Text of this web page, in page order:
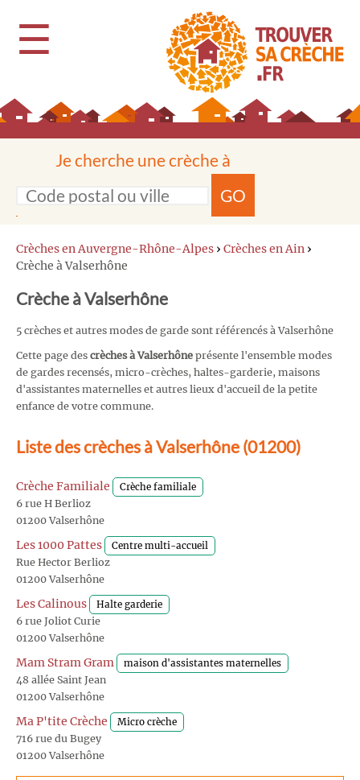
☰
Je cherche une crèche à
GO
Crèches en Auvergne-Rhône-Alpes › Crèches en Ain ›
Crèche à Valserhône
Crèche à Valserhône
5 crèches et autres modes de garde sont référencés à Valserhône
Cette page des crèches à Valserhône présente l'ensemble modes
de gardes recensés, micro-crèches, haltes-garderie, maisons
d'assistantes maternelles et autres lieux d'accueil de la petite
enfance de votre commune.
Liste des crèches à Valserhône (01200)
Crèche Familiale Crèche familiale
6 rue H Berlioz
01200 Valserhône
Les 1000 Pattes Centre multi-accueil
Rue Hector Berlioz
01200 Valserhône
Les Calinous Halte garderie
6 rue Joliot Curie
01200 Valserhône
Mam Stram Gram maison d'assistantes maternelles
48 allée Saint Jean
01200 Valserhône
Ma P'tite Crèche Micro crèche
716 rue du Bugey
01200 Valserhône